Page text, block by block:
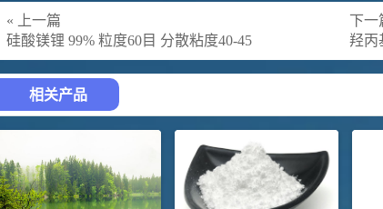
« 上一篇
硅酸镁锂 99% 粒度60目 分散粘度40-45
下一
羟丙
相关产品